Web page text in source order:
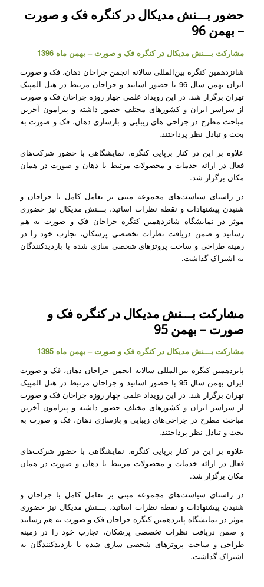
حضور بـــنش مدیکال در کنگره فک و صورت
– بهمن 96
مشارکت بـــنش مدیکال در کنگره فک و صورت – بهمن ماه 1396
شانزدهمین کنگره بین‌المللی سالانه انجمن جراحان دهان، فک و صورت
ایران بهمن سال 96 با حضور اساتید و جراحان مرتبط در هتل المپیک
تهران برگزار شد. در این رویداد علمی چهار روزه جراحان فک و صورت
از سراسر ایران و کشورهای مختلف حضور داشته و پیرامون آخرین
مباحث مطرح در جراحی های زیبایی و بازسازی دهان، فک و صورت به
بحث و تبادل نظر پرداختند.
علاوه بر این در کنار برپایی کنگره، نمایشگاهی با حضور شرکت‌های
فعال در ارائه خدمات و محصولات مرتبط با دهان و صورت در همان
مکان برگزار شد.
در راستای سیاست‌های مجموعه مبنی بر تعامل کامل با جراحان و
شنیدن پیشنهادات و نقطه نظرات اساتید، بـــنش مدیکال نیز حضوری
موثر در نمایشگاه شانزدهمین کنگره جراحان فک و صورت به هم
رسانید و ضمن دریافت نظرات تخصصی پزشکان، تجارب خود را در
زمینه طراحی و ساخت پروتزهای شخصی سازی شده با بازدیدکنندگان
به اشتراک گذاشت.
مشارکت بـــنش مدیکال در کنگره فک و
صورت – بهمن 95
مشارکت بـــنش مدیکال در کنگره فک و صورت – بهمن ماه 1395
پانزدهمین کنگره بین‌المللی سالانه انجمن جراحان دهان، فک و صورت
ایران بهمن سال 95 با حضور اساتید و جراحان مرتبط در هتل المپیک
تهران برگزار شد. در این رویداد علمی چهار روزه جراحان فک و صورت
از سراسر ایران و کشورهای مختلف حضور داشته و پیرامون آخرین
مباحث مطرح در جراحی‌های زیبایی و بازسازی دهان، فک و صورت به
بحث و تبادل نظر پرداختند.
علاوه بر این در کنار برپایی کنگره، نمایشگاهی با حضور شرکت‌های
فعال در ارائه خدمات و محصولات مرتبط با دهان و صورت در همان
مکان برگزار شد.
در راستای سیاست‌های مجموعه مبنی بر تعامل کامل با جراحان و
شنیدن پیشنهادات و نقطه نظرات اساتید، بـــنش مدیکال نیز حضوری
موثر در نمایشگاه پانزدهمین کنگره جراحان فک و صورت به هم رسانید
و ضمن دریافت نظرات تخصصی پزشکان، تجارب خود را در زمینه
طراحی و ساخت پروتزهای شخصی سازی شده با بازدیدکنندگان به
اشتراک گذاشت.